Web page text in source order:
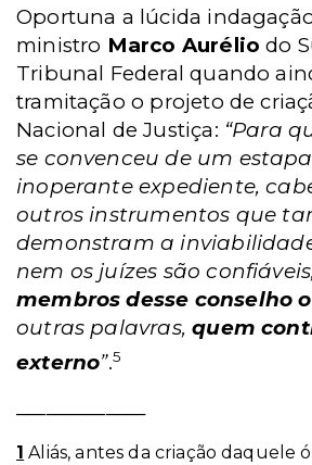
Oportuna a lúcida
ministro Marco Auréliodo
Tribunal Federal quando
tramitação o projeto de
Nacional de Justiça: “Para
se convenceu de um
inoperante expediente,
outros instrumentos que
demonstram a
nem os juízes são
membros desse conselho
outras palavras,quem
externo”.5
1 Aliás, antes da criação daquele